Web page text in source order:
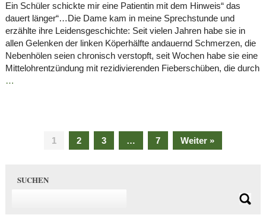
Ein Schüler schickte mir eine Patientin mit dem Hinweis“ das
dauert länger“…Die Dame kam in meine Sprechstunde und
erzählte ihre Leidensgeschichte: Seit vielen Jahren habe sie in
allen Gelenken der linken Köperhälfte andauernd Schmerzen, die
Nebenhölen seien chronisch verstopft, seit Wochen habe sie eine
Mittelohrentzündung mit rezidivierenden Fieberschüben, die durch
…
1 2 3 … 7 Weiter »
SUCHEN